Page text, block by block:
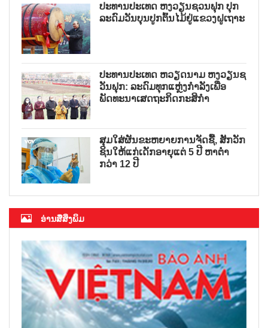
ປະທານປະເທດ ຫງວຽນຊວນຟຸກ ປຸກ
ລະດົມວັນບຸນປູກຕົ້ນໄມ້ຢູ່ແຂວງຝູເຖາະ
ປະທານປະເທດ ຫວຽດນາມ ຫງວຽນຊ
ວັນຟຸກ: ລະດົມທຸກແຫຼ່ງກຳລັງເພື່ອ
ພັດທະນາເສດຖະກິດກະສິກຳ
ສຸມໃສ່ຜັນຂະຫຍາຍການຈັດຊື້, ສັກວັກ
ຊິນໃຫ້ແກ່ເດັກອາຍຸແຕ່ 5 ປີ ຫາຕ່ຳ
ກວ່າ 12 ປີ
ອ່ານສື່ສິ່ງພິມ